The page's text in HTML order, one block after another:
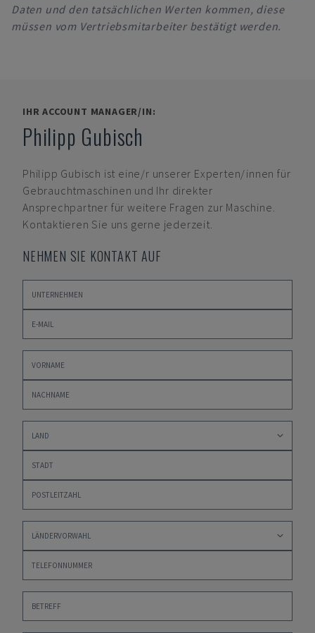
Daten und den tatsächlichen Werten kommen, diese
müssen vom Vertriebsmitarbeiter bestätigt werden.
IHR ACCOUNT MANAGER/IN:
Philipp Gubisch
Philipp Gubisch ist eine/r unserer Experten/innen für
Gebrauchtmaschinen und Ihr direkter
Ansprechpartner für weitere Fragen zur Maschine.
Kontaktieren Sie uns gerne jederzeit.
NEHMEN SIE KONTAKT AUF